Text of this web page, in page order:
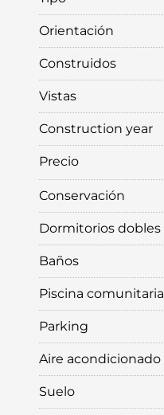
Orientación
Construidos
Vistas
Construction year
Precio
Conservación
Dormitorios dobles
Baños
Piscina comunitaria
Parking
Aire acondicionado
Suelo